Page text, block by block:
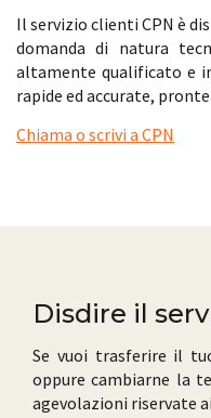
Il servizio clienti CPN è
domanda di natura
altamente qualificato e
rapide ed accurate,
Chiama o scrivi a CPN
Disdire il
Se vuoi trasferire il
oppure cambiarne la
agevolazioni riservate